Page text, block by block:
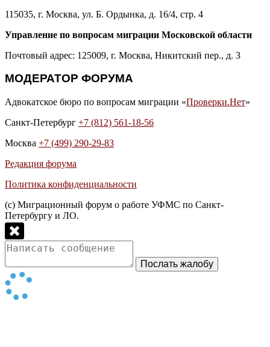
115035, г. Москва, ул. Б. Ордынка, д. 16/4, стр. 4
Управление по вопросам миграции Московской области
Почтовый адрес: 125009, г. Москва, Никитский пер., д. 3
МОДЕРАТОР ФОРУМА
Адвокатское бюро по вопросам миграции «Проверки.Нет»
Санкт-Петербург +7 (812) 561-18-56
Москва +7 (499) 290-29-83
Редакция форума
Политика конфиденциальности
(с) Миграционный форум о работе УФМС по Санкт-
Петербургу и ЛО.